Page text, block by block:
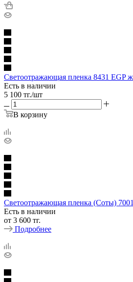
Cветоотражающая пленка 8431 EGP
Есть в наличии
5 100 тг./шт
В корзину
Светоотражающая пленка (Соты)
Есть в наличии
от 3 600 тг.
Подробнее